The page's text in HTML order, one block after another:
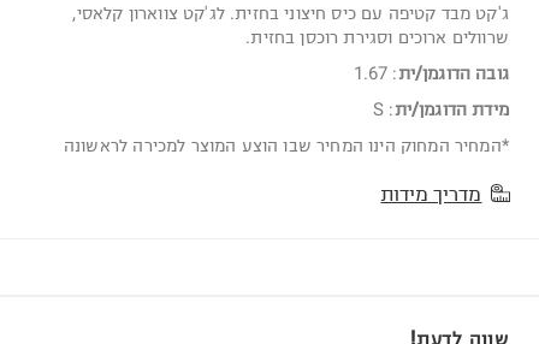
ג'קט מבד קטיפה עם כיס חיצוני בחזית. לג'קט צווארון קלאסי,
שרוולים ארוכים וסגירת רוכסן בחזית.
גובה הדוגמן/ית:
1.67
מידת הדוגמן/ית:
S
*המחיר המחוק הינו המחיר שבו הוצע המוצר למכירה לראשונה
מדריך מידות
שווה לדעת!